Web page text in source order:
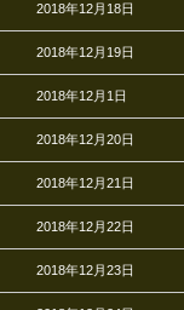
2018年12月18日
2018年12月19日
2018年12月1日
2018年12月20日
2018年12月21日
2018年12月22日
2018年12月23日